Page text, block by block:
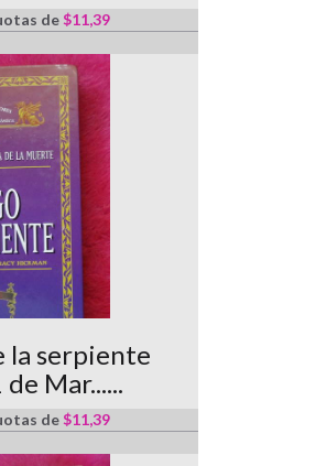
de$11,39
la serpiente
Mar......
de$11,39